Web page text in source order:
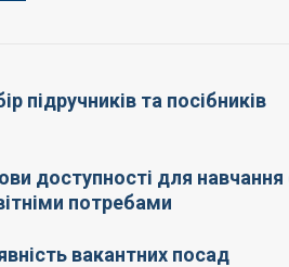
підручників та посібників
доступності для навчання
потребами
вакантних посад